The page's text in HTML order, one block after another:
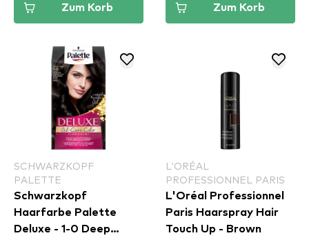
Zum Korb Zum Korb
SCHWARZKOPF
PALETTE
Schwarzkopf
Haarfarbe Palette
Deluxe - 1-0 Deep
L'ORÉAL
PROFESSIONNEL PARIS
L'Oréal Professionnel
Paris Haarspray Hair
Touch Up - Brown